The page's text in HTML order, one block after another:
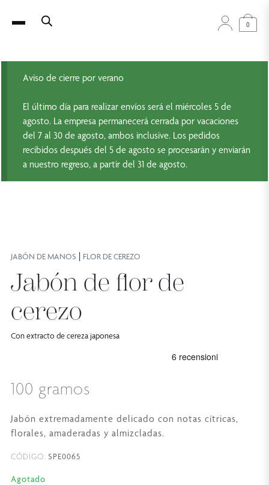
0
Aviso de cierre por verano
El último día para realizar envíos será el miércoles 5 de
agosto. La empresa permanecerá cerrada por vacaciones
del 7 al 30 de agosto, ambos inclusive. Los pedidos
recibidos después del 5 de agosto se procesarán y enviarán
a nuestro regreso, a partir del 31 de agosto.
JABÓN DE MANOS FLOR DE CEREZO
Jabón de flor de
cerezo
Con extracto de cereza japonesa
100 gramos
Jabón extremadamente delicado con notas cítricas,
florales, amaderadas y almizcladas.
CÓDIGO: SPE0065
Agotado